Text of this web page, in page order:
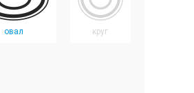
овал круг